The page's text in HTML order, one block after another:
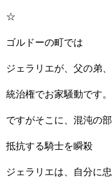
☆
ゴルドーの町では
ジェラリエが、父の弟
統治権でお家騒動です。
ですがそこに、混沌の
抵抗する騎士を瞬殺
ジェラリエは、自分に